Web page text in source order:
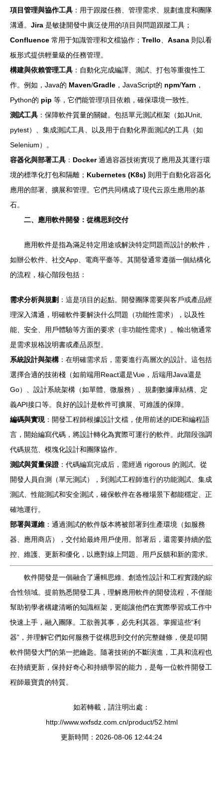
項目管理與協作工具 ：用于跟蹤任務、管理需求、規劃進度和團隊
溝通。 Jira 是敏捷開發中廣泛使用的項目與問題跟蹤工具；
Confluence 常用于知識管理和文檔協作； Trello Asana 則以看
板形式提供輕量級的任務管理。
構建與依賴管理工具 ：自動化完成編譯、測試、打包等重復性工
作。例如，Java的 Maven/Gradle ，JavaScript的 npm/Yarn ，
Python的 pip 等，它們能管理項目依賴，確保環境一致性。
測試工具 ：保障軟件質量的關鍵。包括單元測試框架（如JUnit,
pytest）、集成測試工具、以及用于自動化界面測試的工具（如
Selenium）。
容器化與部署工具 ： Docker通過容器技術實現了應用及其運行環
境的標準化打包和隔離； Kubernetes (K8s) 則用于自動化容器化
應用的部署、擴展和管理。它們共同構成了現代云原生應用的基
石。
二、應用軟件開發：從構思到交付
應用軟件是指為滿足特定用途或解決特定問題而設計的軟件，
如辦公軟件、社交App、電商平臺等。其開發通常遵循一個結構化
的流程，核心階段包括：
需求分析與規劃 ：這是項目的起點。開發團隊需要與客戶或產品經
理深入溝通，明確軟件要解決什么問題（功能性需求），以及性
能、安全、用戶體驗等方面的要求（非功能性需求）。輸出物通常
是需求規格說明書或產品原型。
系統設計與架構：在明確需求后，需要進行高層次的設計。這包括
選擇合適的技術棧（如前端用React還是Vue，后端用Java還是
Go）、設計系統架構（如單體、微服務）、規劃數據庫結構、定
義API接口等。良好的設計是軟件可擴展、可維護的保障。
編碼與實現：開發工程師根據設計文檔，使用前述的IDE和編程語
言，開始編寫代碼，將設計轉化為實際可運行的軟件。此階段強調
代碼規范、模塊化設計和團隊協作。
測試與質量保證：代碼編寫完成后，需經過 rigorous 的測試。從
開發人員自測（單元測試），到測試工程師進行的功能測試、集成
測試、性能測試和安全測試，確保軟件在各種場景下都能穩定、正
確地運行。
部署與運維 ：通過測試的軟件版本將被部署到生產環境（如服務
器、應用商店），交付給最終用戶使用。部署后，還需要持續的監
控、維護、更新和優化，以應對線上問題、用戶反饋和新的需求。
軟件開發是一個融合了邏輯思維、創造性設計和工程實踐的綜
合性領域。提前熟悉開發工具，理解應用軟件的開發流程，不僅能
幫助初學者構建清晰的知識框架，更能讓他們在實際學習或工作中
快速上手，融入團隊。工欲善其事，必先利其器。掌握這些“利
器”，并理解它們如何服務于從構思到交付的完整鏈條，便是叩開
軟件開發大門的第一把鑰匙。隨著技術的不斷演進，工具和流程也
在持續更新，保持好奇心和持續學習的能力，是每一位軟件開發工
程師最寶貴的特質。
如若轉載，請注明出處：
http://www.wxfsdz.com.cn/product/52.html
更新時間：2026-08-06 12:44:24